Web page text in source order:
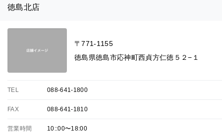
徳島北店
〒771-1155
徳島県徳島市応神町西貞方仁徳５２−１
TEL 088-641-1800
FAX 088-641-1810
営業時間 10::00〜18:00